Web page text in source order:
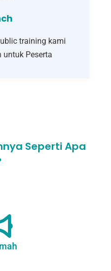
training kami
untuk Peserta
Seperti Apa